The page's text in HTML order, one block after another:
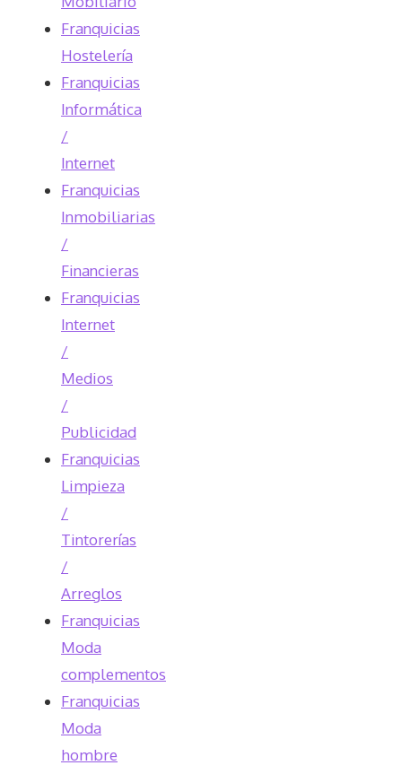
Franquicias
Hostelería
Franquicias
Informática
/
Internet
Franquicias
Inmobiliarias
/
Financieras
Franquicias
Internet
/
Medios
/
Publicidad
Franquicias
Limpieza
/
Tintorerías
/
Arreglos
Franquicias
Moda
complementos
Franquicias
Moda
hombre